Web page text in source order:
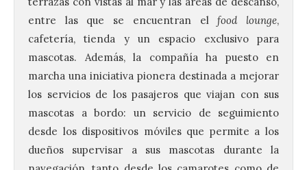
entre las que se encuentran elfood lounge,
cafetería, tienda y un espacio exclusivo para
mascotas. Además, la compañía ha puesto en
marcha una iniciativa pionera destinada a mejorar
los servicios de los pasajeros que viajan con sus
mascotas a bordo: un servicio de seguimiento
desde los dispositivos móviles que permite a los
dueños supervisar a sus mascotas durante la